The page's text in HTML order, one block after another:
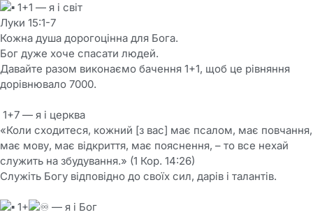
1+1 — я і світ
Луки 15:1-7
Кожна душа дорогоцінна для Бога.
Бог дуже хоче спасати людей.
Давайте разом виконаємо бачення 1+1, щоб це рівняння
дорівнювало 7000.
1+7 — я і церква
«Коли сходитеся, кожний [з вас] має псалом, має повчання,
має мову, має відкриття, має пояснення, – то все нехай
служить на збудування.» (1 Кор. 14:26)
Служіть Богу відповідно до своїх сил, дарів і талантів.
1+
— я і Бог